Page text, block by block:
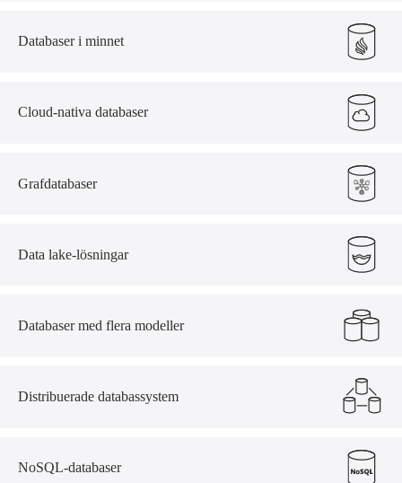
Databaser i minnet
Cloud-nativa databaser
Grafdatabaser
Data lake-lösningar
Databaser med flera modeller
Distribuerade databassystem
NoSQL-databaser